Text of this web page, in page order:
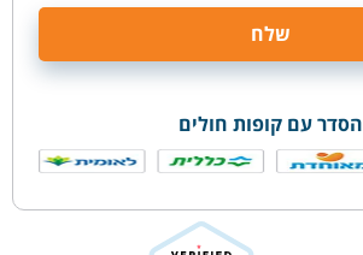
הסדר עם קופות חולים